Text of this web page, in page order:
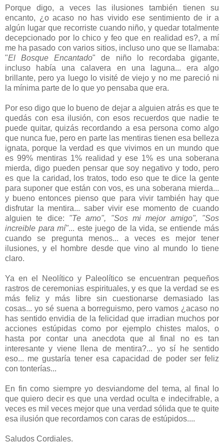
Porque digo, a veces las ilusiones también tienen su
encanto, ¿o acaso no has vivido ese sentimiento de ir a
algún lugar que recorriste cuando niño, y quedar totalmente
decepcionado por lo chico y feo que en realidad es?, a mí
me ha pasado con varios sitios, incluso uno que se llamaba:
"El Bosque Encantado" de niño lo recordaba gigante,
incluso había una calavera en una laguna... era algo
brillante, pero ya luego lo visité de viejo y no me pareció ni
la mínima parte de lo que yo pensaba que era.
Por eso digo que lo bueno de dejar a alguien atrás es que te
quedás con esa ilusión, con esos recuerdos que nadie te
puede quitar, quizás recordando a esa persona como algo
que nunca fue, pero en parte las mentiras tienen esa belleza
ignata, porque la verdad es que vivimos en un mundo que
es 99% mentiras 1% realidad y ese 1% es una soberana
mierda, digo pueden pensar que soy negativo y todo, pero
es que la caridad, los tratos, todo eso que te dice la gente
para suponer que están con vos, es una soberana mierda...
y bueno entonces pienso que para vivir también hay que
disfrutar la mentira... saber vivir ese momento de cuando
alguien te dice: "Te amo", "Sos mi mejor amigo", "Sos
increible para mí"... este juego de la vida, se entiende más
cuando se pregunta menos... a veces es mejor tener
ilusiones, y el hombre desde que vino al mundo lo tiene
claro.
Ya en el Neolítico y Paleolítico se encuentran pequeños
rastros de ceremonias espirituales, y es que la verdad se es
más feliz y más libre sin cuestionarse demasiado las
cosas... yo sé suena a borreguismo, pero vamos ¿acaso no
has sentido envidia de la felicidad que irradian muchos por
acciones estúpidas como por ejemplo chistes malos, o
hasta por contar una anecdota que al final no es tan
interesante y viene llena de mentira?... yo sí he sentido
eso... me gustaría tener esa capacidad de poder ser feliz
con tonterías...
En fin como siempre yo desviandome del tema, al final lo
que quiero decir es que una verdad oculta e indecifrable, a
veces es mil veces mejor que una verdad sólida que te quite
esa ilusión que recordamos con caras de estúpidos....
Saludos Cordiales.